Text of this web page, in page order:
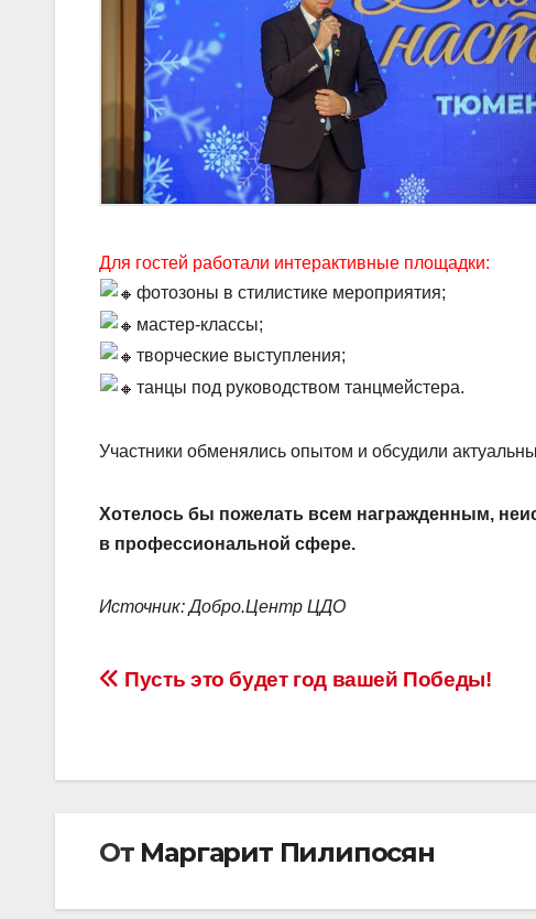
Для гостей работали интерактивные площадки:
фотозоны в стилистике мероприятия;
мастер-классы;
творческие выступления;
танцы под руководством танцмейстера.
Участники обменялись опытом и обсудили
Хотелось бы пожелать всем награжденным,
в профессиональной сфере.
Источник: Добро.Центр ЦДО
Навигация
записям
Пусть это будет год вашей Победы!
От Маргарит Пилипосян